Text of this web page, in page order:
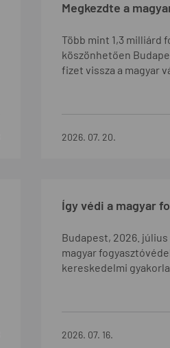
Megkezdte a
Több mint 1,3 milliárd
köszönhetően
fizet vissza a magyar
2026. 07. 20.
Így védi a magyar
Budapest, 2026. július
magyar
kereskedelmi
2026. 07. 16.